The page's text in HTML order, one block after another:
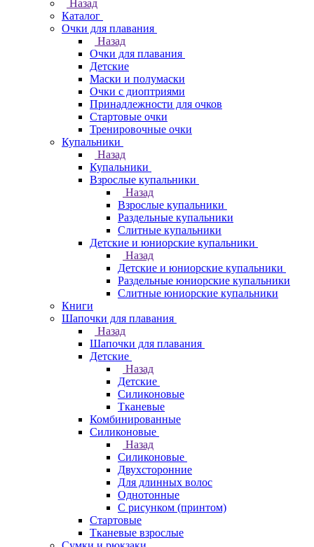
Назад
Каталог
Очки для плавания
Назад
Очки для плавания
Детские
Маски и полумаски
Очки с диоптриями
Принадлежности для очков
Стартовые очки
Тренировочные очки
Купальники
Назад
Купальники
Взрослые купальники
Назад
Взрослые купальники
Раздельные купальники
Слитные купальники
Детские и юниорские купальники
Назад
Детские и юниорские купальники
Раздельные юниорские купальники
Слитные юниорские купальники
Книги
Шапочки для плавания
Назад
Шапочки для плавания
Детские
Назад
Детские
Силиконовые
Тканевые
Комбинированные
Силиконовые
Назад
Силиконовые
Двухсторонние
Для длинных волос
Однотонные
С рисунком (принтом)
Стартовые
Тканевые взрослые